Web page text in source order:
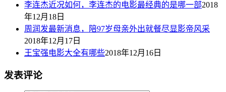
李连杰近况如何，李连杰的电影最经典的是哪一部2018
年12月18日
周润发最新消息，陪97岁母亲外出就餐尽显影帝风采
2018年12月17日
王宝强电影大全有哪些2018年12月16日
发表评论